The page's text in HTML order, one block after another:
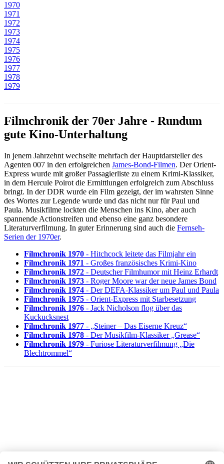
1970
1971
1972
1973
1974
1975
1976
1977
1978
1979
Filmchronik der 70er Jahre - Rundum
gute Kino-Unterhaltung
In jenem Jahrzehnt wechselte mehrfach der Hauptdarsteller des
Agenten 007 in den erfolgreichen James-Bond-Filmen. Der Orient-
Express wurde mit großer Passagierliste zu einem Krimi-Klassiker,
in dem Hercule Poirot die Ermittlungen erfolgreich zum Abschluss
bringt. In der DDR wurde ein Film gezeigt, der im wahrsten Sinne
des Wortes zur Legende wurde und das nicht nur für Paul und
Paula. Musikfilme lockten die Menschen ins Kino, aber auch
spannende Actionstreifen und ebenso eine ganz besondere
Literaturverfilmung. In guter Erinnerung sind auch die Fernseh-
Serien der 1970er.
Filmchronik 1970 - Hitchcock leitete das Filmjahr ein
Filmchronik 1971 - Großes französisches Krimi-Kino
Filmchronik 1972 - Deutscher Filmhumor mit Heinz Erhardt
Filmchronik 1973 - Roger Moore war der neue James Bond
Filmchronik 1974 - Der DEFA-Klassiker um Paul und Paula
Filmchronik 1975 - Orient-Express mit Starbesetzung
Filmchronik 1976 - Jack Nicholson flog über das
Kuckucksnest
Filmchronik 1977 - „Steiner – Das Eiserne Kreuz“
Filmchronik 1978 - Der Musikfilm-Klassiker „Grease“
Filmchronik 1979 - Furiose Literaturverfilmung „Die
Blechtrommel“